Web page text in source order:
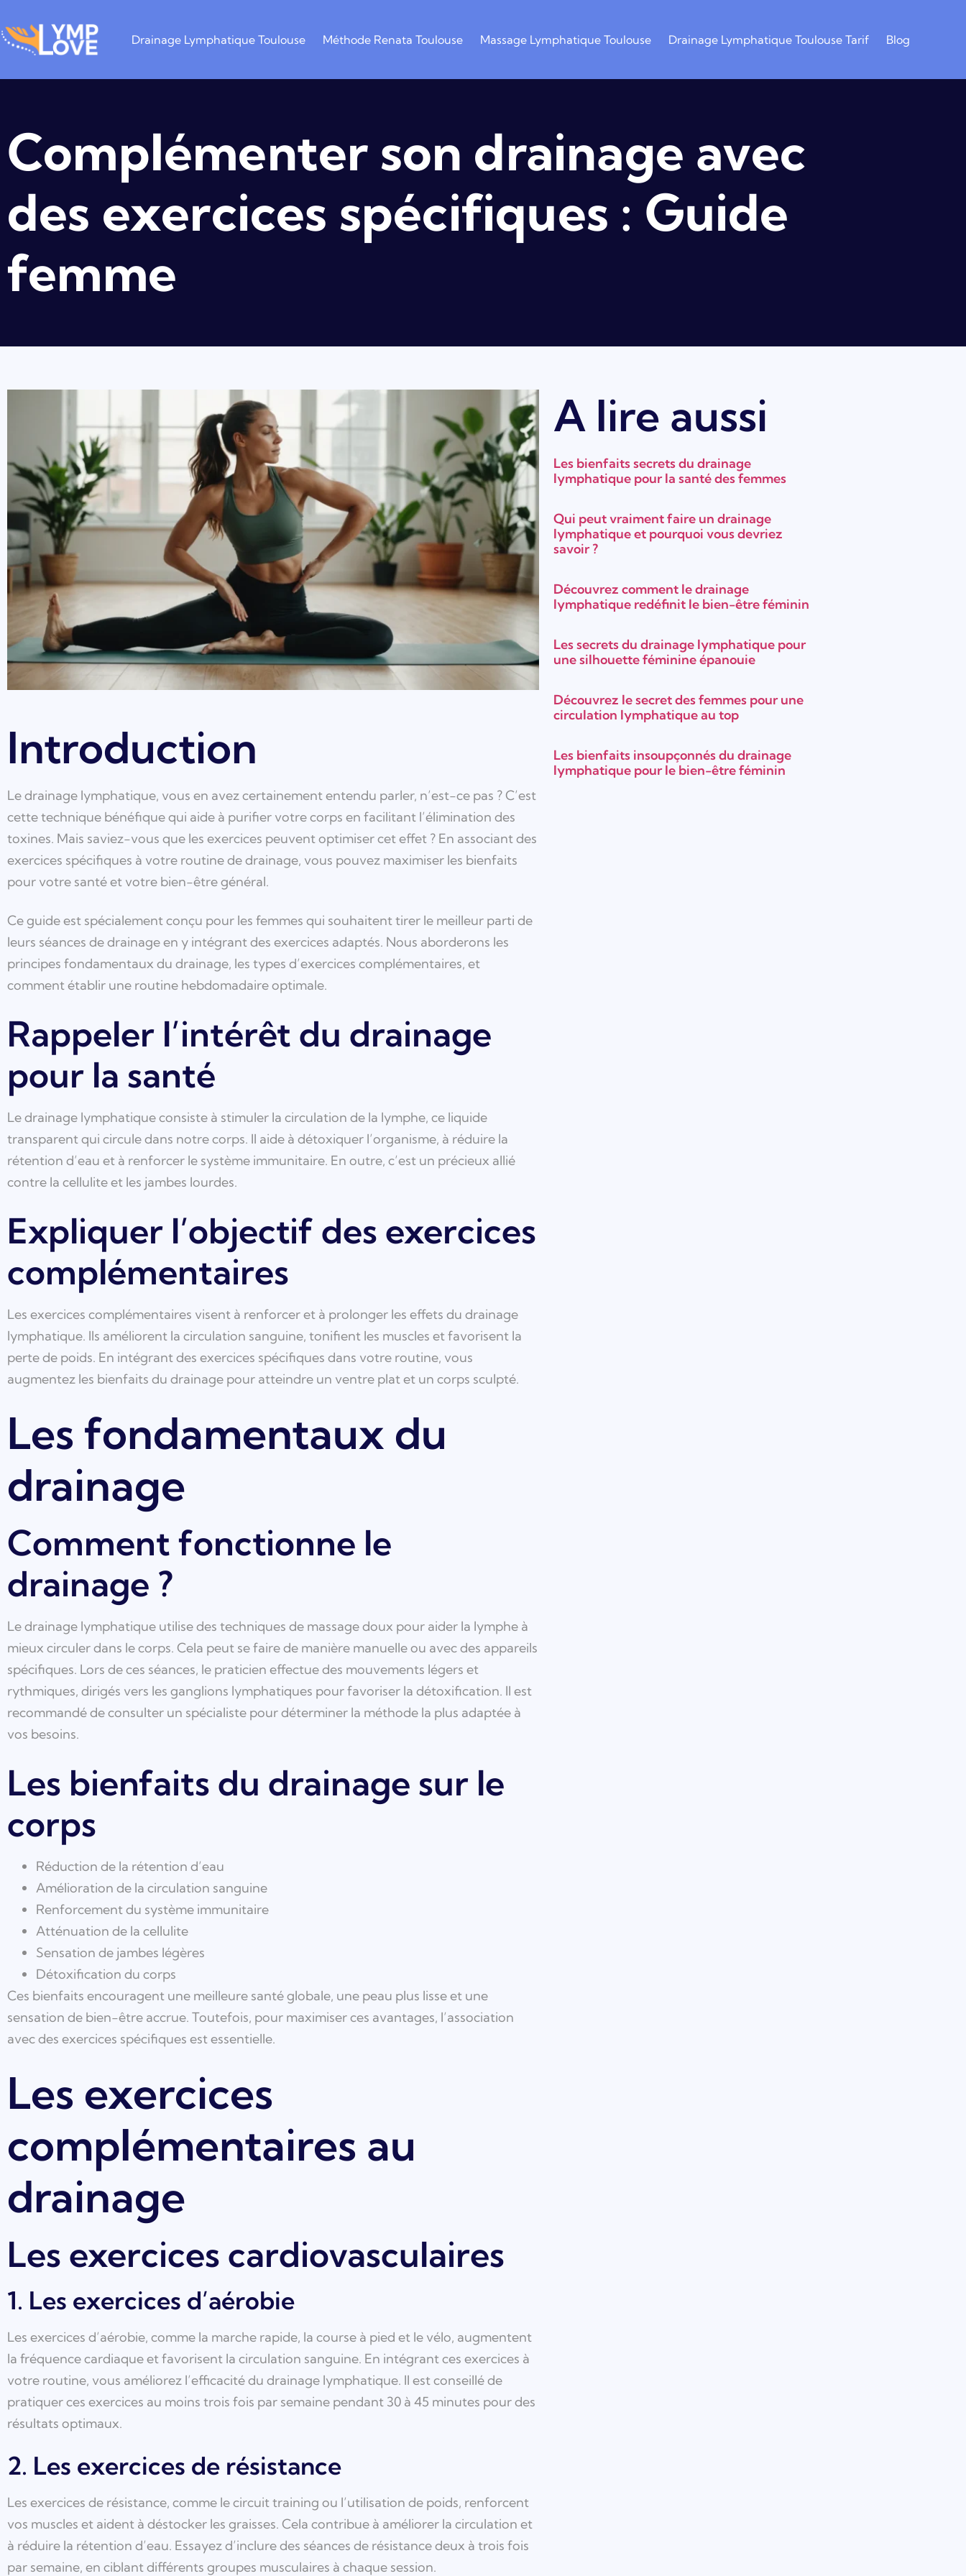
Drainage Lymphatique Toulouse Méthode Renata Toulouse Massage Lymphatique Toulouse Drainage Lymphatique Toulouse Tarif Blog
Complémenter son drainage avec
des exercices spécifiques : Guide
femme
Introduction
Le drainage lymphatique, vous en avez certainement entendu parler, n’est-ce pas ? C’est
cette technique bénéfique qui aide à purifier votre corps en facilitant l’élimination des
toxines. Mais saviez-vous que les exercices peuvent optimiser cet effet ? En associant des
exercices spécifiques à votre routine de drainage, vous pouvez maximiser les bienfaits
pour votre santé et votre bien-être général.
Ce guide est spécialement conçu pour les femmes qui souhaitent tirer le meilleur parti de
leurs séances de drainage en y intégrant des exercices adaptés. Nous aborderons les
principes fondamentaux du drainage, les types d’exercices complémentaires, et
comment établir une routine hebdomadaire optimale.
Rappeler l’intérêt du drainage
pour la santé
Le drainage lymphatique consiste à stimuler la circulation de la lymphe, ce liquide
transparent qui circule dans notre corps. Il aide à détoxiquer l’organisme, à réduire la
rétention d’eau et à renforcer le système immunitaire. En outre, c’est un précieux allié
contre la cellulite et les jambes lourdes.
Expliquer l’objectif des exercices
complémentaires
Les exercices complémentaires visent à renforcer et à prolonger les effets du drainage
lymphatique. Ils améliorent la circulation sanguine, tonifient les muscles et favorisent la
perte de poids. En intégrant des exercices spécifiques dans votre routine, vous
augmentez les bienfaits du drainage pour atteindre un ventre plat et un corps sculpté.
Les fondamentaux du
drainage
Comment fonctionne le
drainage ?
Le drainage lymphatique utilise des techniques de massage doux pour aider la lymphe à
mieux circuler dans le corps. Cela peut se faire de manière manuelle ou avec des appareils
spécifiques. Lors de ces séances, le praticien effectue des mouvements légers et
rythmiques, dirigés vers les ganglions lymphatiques pour favoriser la détoxification. Il est
recommandé de consulter un spécialiste pour déterminer la méthode la plus adaptée à
vos besoins.
Les bienfaits du drainage sur le
corps
Réduction de la rétention d’eau
Amélioration de la circulation sanguine
Renforcement du système immunitaire
Atténuation de la cellulite
Sensation de jambes légères
Détoxification du corps
Ces bienfaits encouragent une meilleure santé globale, une peau plus lisse et une
sensation de bien-être accrue. Toutefois, pour maximiser ces avantages, l’association
avec des exercices spécifiques est essentielle.
Les exercices
complémentaires au
drainage
Les exercices cardiovasculaires
1. Les exercices d’aérobie
Les exercices d’aérobie, comme la marche rapide, la course à pied et le vélo, augmentent
la fréquence cardiaque et favorisent la circulation sanguine. En intégrant ces exercices à
votre routine, vous améliorez l’efficacité du drainage lymphatique. Il est conseillé de
pratiquer ces exercices au moins trois fois par semaine pendant 30 à 45 minutes pour des
résultats optimaux.
2. Les exercices de résistance
Les exercices de résistance, comme le circuit training ou l’utilisation de poids, renforcent
vos muscles et aident à déstocker les graisses. Cela contribue à améliorer la circulation et
à réduire la rétention d’eau. Essayez d’inclure des séances de résistance deux à trois fois
par semaine, en ciblant différents groupes musculaires à chaque session.
A lire aussi
Les bienfaits secrets du drainage
lymphatique pour la santé des femmes
Qui peut vraiment faire un drainage
lymphatique et pourquoi vous devriez
savoir ?
Découvrez comment le drainage
lymphatique redéfinit le bien-être féminin
Les secrets du drainage lymphatique pour
une silhouette féminine épanouie
Découvrez le secret des femmes pour une
circulation lymphatique au top
Les bienfaits insoupçonnés du drainage
lymphatique pour le bien-être féminin